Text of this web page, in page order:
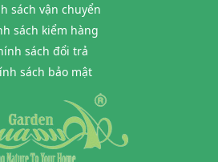
sách vận chuyển
sách kiểm hàng
sách đổi trả
sách bảo mật